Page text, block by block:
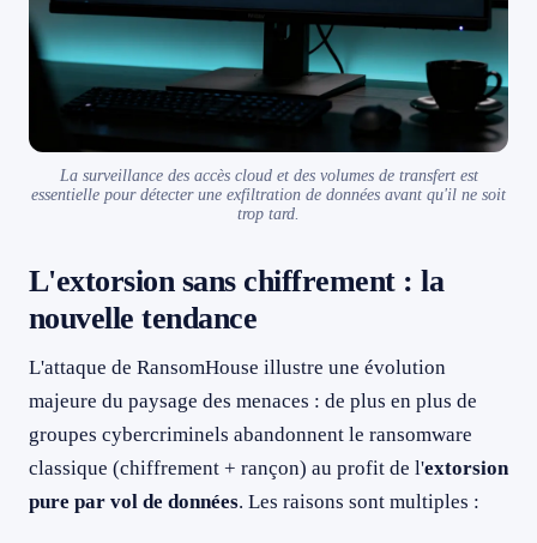
La surveillance des accès cloud et des volumes de transfert est
essentielle pour détecter une exfiltration de données avant qu'il ne soit
trop tard.
L'extorsion sans chiffrement : la
nouvelle tendance
L'attaque de RansomHouse illustre une évolution
majeure du paysage des menaces : de plus en plus de
groupes cybercriminels abandonnent le ransomware
classique (chiffrement + rançon) au profit de l'extorsion
pure par vol de données. Les raisons sont multiples :